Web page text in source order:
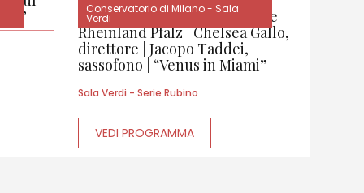
Conservatorio di Milano - Sala
Verdi
Deutsche Staatsphilharmonie
Rheinland Pfalz | Chelsea Gallo,
direttore | Jacopo Taddei,
sassofono | “Venus in Miami”
Sala Verdi - Serie Rubino
VEDI PROGRAMMA